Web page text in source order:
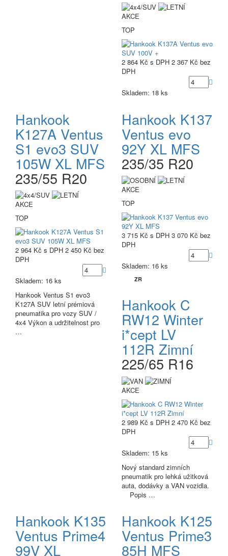
AKCE
TOP
2 864 Kč s DPH 2 367 Kč bez
DPH
Skladem: 18 ks
Hankook
K127A Ventus
S1 evo3 SUV
105W XL MFS
235/55 R20
AKCE
TOP
2 964 Kč s DPH 2 450 Kč bez
DPH
Skladem: 16 ks
Hankook Ventus S1 evo3
K127A SUV letní prémiová
pneumatika pro vozy SUV /
4x4 Výkon a udržitelnost pro
…
Hankook K137
Ventus evo
92Y XL MFS
235/35 R20
AKCE
TOP
3 715 Kč s DPH 3 070 Kč bez
DPH
Skladem: 16 ks
ZR
Hankook C
RW12 Winter
i*cept LV
112R Zimní
225/65 R16
AKCE
2 989 Kč s DPH 2 470 Kč bez
DPH
Skladem: 15 ks
Nový standard zimních
pneumatik pro lehká užitková
auta, dodávky a VAN vozidla.
Popis …
Hankook K135
Ventus Prime4
99V XL
Hankook K125
Ventus Prime3
85H MFS